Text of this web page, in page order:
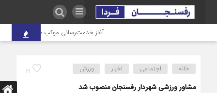
آغاز خدمت‌رسانی موکب درمانی شهدای
19 خانه اجتماعی اخبار ورزش
مشاور ورزشی شهردار رفسنجان منصوب شد